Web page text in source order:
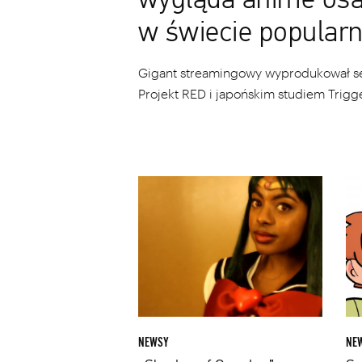
w świecie
Gigant streamingowy wyprodukował
Projekt RED i japońskim studiem
świecie
cosplayerów
NEWSY
wróci